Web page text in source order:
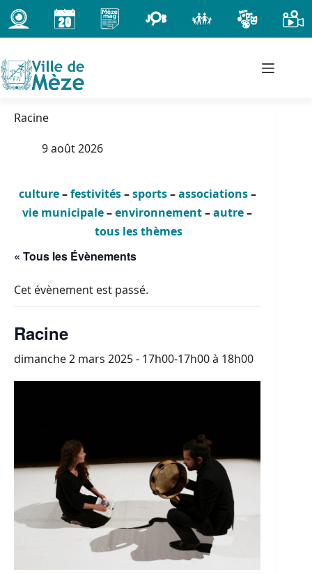
Passer
au
contenu
Racine
9 août 2026
culture–festivités–sports–associations–
vie municipale–environnement–autre–
tous les thèmes
« Tous les Évènements
Cet évènement est passé.
Racine
dimanche 2 mars 2025 - 17h00-17h00à 18h00